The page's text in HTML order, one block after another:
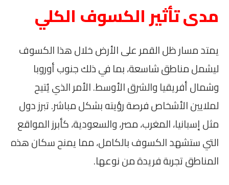
مدى تأثير الكسوف الكلي
يمتد مسار ظل القمر على الأرض خلال هذا الكسوف
ليشمل مناطق شاسعة، بما في ذلك جنوب أوروبا
وشمال أفريقيا والشرق الأوسط. الأمر الذي يُتيح
لملايين الأشخاص فرصة رؤيته بشكل مباشر. تبرز دول
مثل إسبانيا، المغرب، مصر، والسعودية، كأبرز المواقع
التي ستشهد الكسوف بالكامل، مما يمنح سكان هذه
المناطق تجربة فريدة من نوعها.